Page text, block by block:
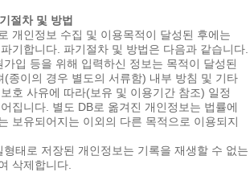
절차 및 방법
개인정보 수집 및 이용목적이 달성된 후에는
기합니다. 파기절차 및 방법은 다음과 같습니다.
입 등을 위해 입력하신 정보는 목적이 달성된
(종이의 경우 별도의 서류함) 내부 방침 및 기타
호 사유에 따라(보유 및 이용기간 참조) 일정
집니다. 별도 DB로 옮겨진 개인정보는 법률에
보유되어지는 이외의 다른 목적으로 이용되지
태로 저장된 개인정보는 기록을 재생할 수 없는
삭제합니다.